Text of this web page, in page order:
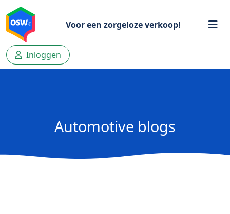
Voor een zorgeloze verkoop!
Inloggen
Automotive blogs